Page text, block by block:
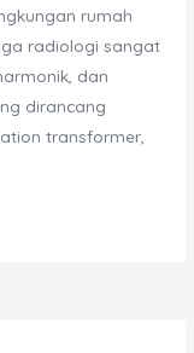
rumah
radiologi sangat
dan
dirancang
transformer,